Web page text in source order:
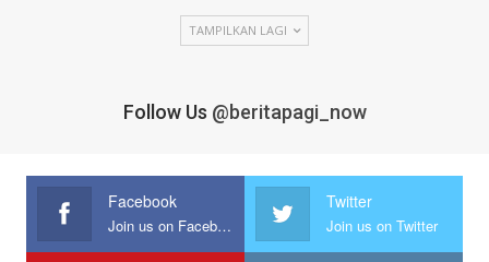
TAMPILKAN LAGI
Follow Us @beritapagi_now
Facebook
Join us on Facebook
Twitter
Join us on Twitter